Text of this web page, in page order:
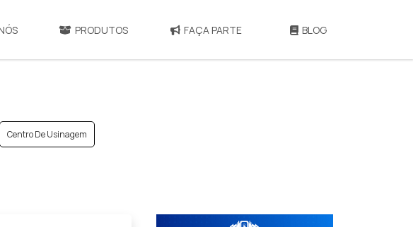
PRODUTOS FAÇA PARTE BLOG
Centro De Usinagem